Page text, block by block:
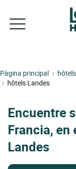
Pàgina principal
hôtels Landes
Encuentre
Francia,
Landes